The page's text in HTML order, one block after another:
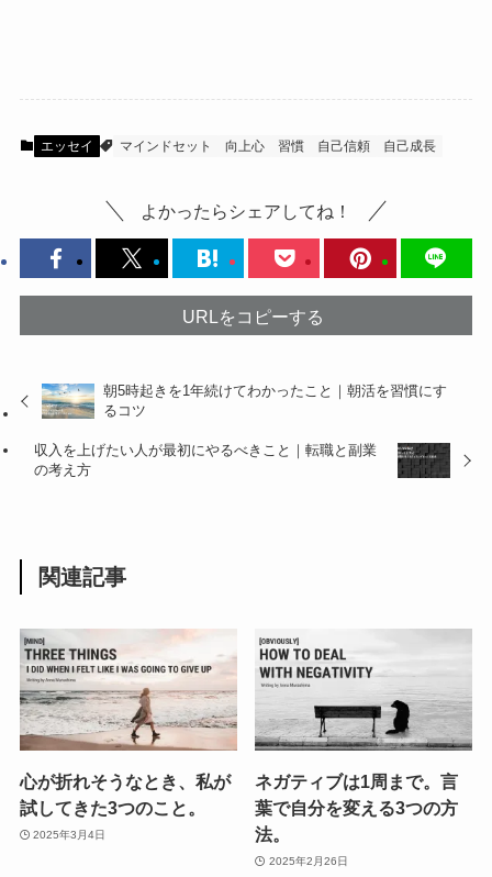
エッセイ マインドセット 向上心 習慣 自己信頼 自己成長
よかったらシェアしてね！
URLをコピーする
朝5時起きを1年続けてわかったこと｜朝活を習慣にす
るコツ
収入を上げたい人が最初にやるべきこと｜転職と副業
の考え方
関連記事
心が折れそうなとき、私が
試してきた3つのこと。
2025年3月4日
ネガティブは1周まで。言
葉で自分を変える3つの方
法。
2025年2月26日